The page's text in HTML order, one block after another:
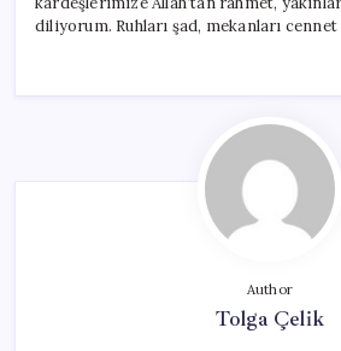
diliyorum. Ruhları şad, mekanları cennet
Author
Tolga Çelik